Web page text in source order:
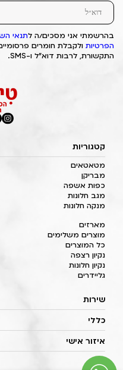
בהרשמתי אני מסכים/ה לתנאי
הפרטיות ולקבלת חומרים
התקשורת, לרבות דוא"ל ו-SMS.
קטגוריות
מטאטאים
מבריקן
כפות אשפה
מגב חלונות
מנקה חלונות
מארזים
מוצרים משלימים
כל המוצרים
נקיון רצפה
נקיון חלונות
גליידרים
שירות
כללי
איזור אישי